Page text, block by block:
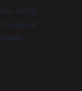
niteliği,
kendisiyle